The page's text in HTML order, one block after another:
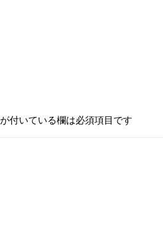
が付いている欄は必須項目です